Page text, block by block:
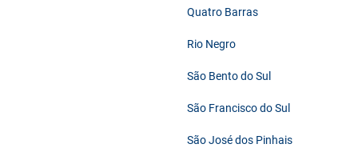
Quatro Barras
Rio Negro
São Bento do Sul
São Francisco do Sul
São José dos Pinhais